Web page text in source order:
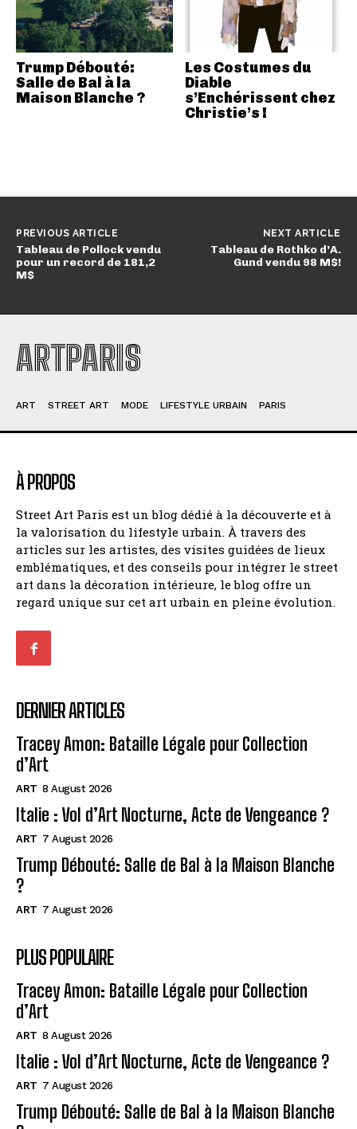
Trump Débouté:
Salle de Bal à la
Maison Blanche ?
Les Costumes du
Diable
s’Enchérissent chez
Christie’s !
PREVIOUS ARTICLE
Tableau de Pollock vendu
pour un record de 181,2
M$
NEXT ARTICLE
Tableau de Rothko d’A.
Gund vendu 98 M$!
ARTPARIS
ART STREET ART MODE LIFESTYLE URBAIN PARIS
À PROPOS
Street Art Paris est un blog dédié à la découverte et à
la valorisation du lifestyle urbain. À travers des
articles sur les artistes, des visites guidées de lieux
emblématiques, et des conseils pour intégrer le street
art dans la décoration intérieure, le blog offre un
regard unique sur cet art urbain en pleine évolution.
DERNIER ARTICLES
Tracey Amon: Bataille Légale pour Collection
d’Art
ART 8 August 2026
Italie : Vol d’Art Nocturne, Acte de Vengeance ?
ART 7 August 2026
Trump Débouté: Salle de Bal à la Maison Blanche
?
ART 7 August 2026
PLUS POPULAIRE
Tracey Amon: Bataille Légale pour Collection
d’Art
ART 8 August 2026
Italie : Vol d’Art Nocturne, Acte de Vengeance ?
ART 7 August 2026
Trump Débouté: Salle de Bal à la Maison Blanche